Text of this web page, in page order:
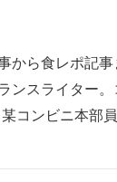
専門サイト
応用
メディア
から食レポ記
ンスライター
コンビニ本部